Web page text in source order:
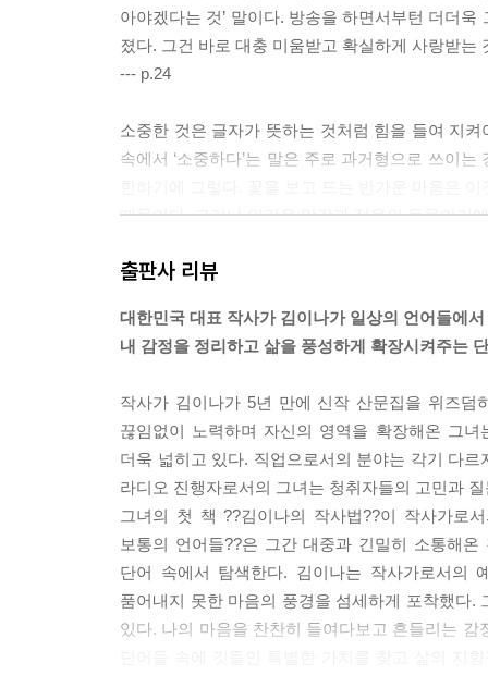
아야겠다는 것’ 말이다. 방송을 하면서부턴 더더
졌다. 그건 바로 대충 미움받고 확실하게 사랑받는
--- p.24
소중한 것은 글자가 뜻하는 것처럼 힘을 들여 지
속에서 ‘소중하다’는 말은 주로 과거형으로 쓰이
때문이다. 그러나 인간은 망각과 적응의 동물이기
--- p.90
중학생 시절, 집으로 가는 할아버지의 뒷모습을
슬픈 누군가, 서러운 누군가와 달리 본인 스스로
있다. 이미 그 사람을 소중하게 여기는 마음이 없
--- p.107
나의 인생을 극으로 본다면 작가는 나고 주인공도
선 안 되는 법이다. 걱정에 빠진 내 인생의 주인공
수 있는 최선을 다하고, 순리에 모든 걸 맡기는 것.
는 숨을 쉬고 있다. 이렇게 잘 살아 있다. 걱정에
한 최선의 다음 화를 써내려가는 거다. 주인공이 방
--- p.161~162
출판사 리뷰
대한민국 대표 작사가 김이나가 일상의 언어들에
내 감정을 정리하고 삶을 풍성하게 확장시켜주는
작사가 김이나가 5년 만에 신작 산문집을 위즈
끊임없이 노력하며 자신의 영역을 확장해온 그
더욱 넓히고 있다. 직업으로서의 분야는 각기 다
라디오 진행자로서의 그녀는 청취자들의 고민과
그녀의 첫 책 ??김이나의 작사법??이 작사가로
보통의 언어들??은 그간 대중과 긴밀히 소통해
단어 속에서 탐색한다. 김이나는 작사가로서의
품어내지 못한 마음의 풍경을 섬세하게 포착했다
있다. 나의 마음을 찬찬히 들여다보고 흔들리는